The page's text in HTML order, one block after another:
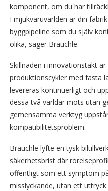
komponent, om du har
I mjukvaruvärlden är din
byggpipeline som du själv
olika, säger Bräuchle.
Skillnaden i innovationstakt
produktionscykler med fasta
levereras kontinuerligt och
dessa två världar möts utan
gemensamma verktyg
kompatibilitetsproblem.
Bräuchle lyfte en tysk
säkerhetsbrist där
offentligt som ett symptom
misslyckande, utan ett